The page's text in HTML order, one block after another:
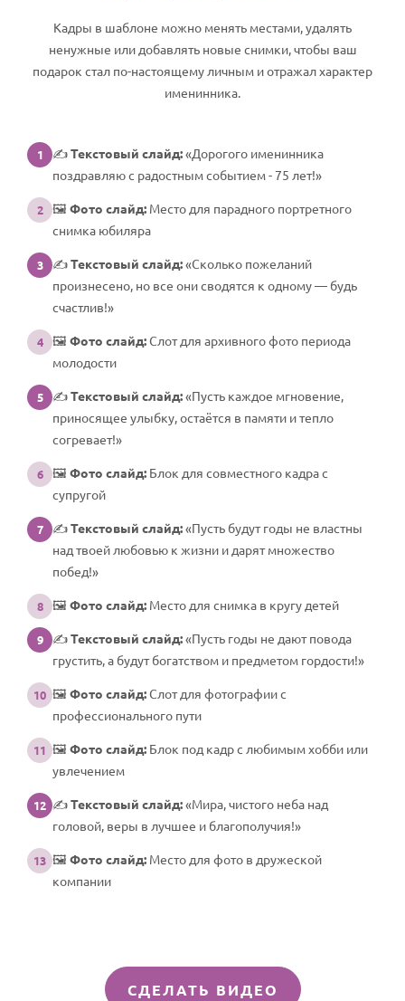
Кадры в шаблоне можно менять местами, удалять
ненужные или добавлять новые снимки, чтобы ваш
подарок стал по-настоящему личным и отражал характер
именинника.
1 ✍️Текстовый слайд:«Дорогого именинника
поздравляю с радостным событием - 75 лет!»
2 🖼️ Фото слайд: Место для парадного портретного
снимка юбиляра
3 ✍️Текстовый слайд:«Сколько пожеланий
произнесено, но все они сводятся к одному — будь
счастлив!»
4 🖼️ Фото слайд:Слот для архивного фото периода
молодости
5 ✍️Текстовый слайд:«Пусть каждое мгновение,
приносящее улыбку, остаётся в памяти и тепло
согревает!»
6 🖼️ Фото слайд: Блок для совместного кадра с
супругой
7 ✍️Текстовый слайд:«Пусть будут годы не властны
над твоей любовью к жизни и дарят множество
побед!»
8 🖼️ Фото слайд: Место для снимка в кругу детей
9 ✍️Текстовый слайд:«Пусть годы не дают повода
грустить, а будут богатством и предметом гордости!»
10 🖼️ Фото слайд:Слот для фотографии с
профессионального пути
11 🖼️ Фото слайд: Блок под кадр с любимым хобби или
увлечением
12 ✍️Текстовый слайд:«Мира, чистого неба над
головой, веры в лучшее и благополучия!»
13 🖼️ Фото слайд: Место для фото в дружеской
компании
СДЕЛАТЬ ВИДЕО